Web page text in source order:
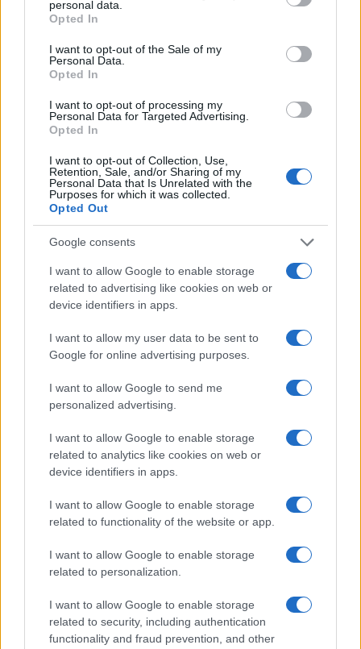
personal data.
Opted In
I want to opt-out of the Sale of my
Personal Data.
Opted In
I want to opt-out of processing my
Personal Data for Targeted Advertising.
Opted In
I want to opt-out of Collection, Use,
Retention, Sale, and/or Sharing of my
Personal Data that Is Unrelated with the
Purposes for which it was collected.
Opted Out
Google consents
I want to allow Google to enable storage
related to advertising like cookies on web or
device identifiers in apps.
I want to allow my user data to be sent to
Google for online advertising purposes.
I want to allow Google to send me
personalized advertising.
I want to allow Google to enable storage
related to analytics like cookies on web or
device identifiers in apps.
I want to allow Google to enable storage
related to functionality of the website or app.
I want to allow Google to enable storage
related to personalization.
I want to allow Google to enable storage
related to security, including authentication
functionality and fraud prevention, and other
Corte dei conti, la riforma a
metà: si poteva fare di più
Chi firma non deve avere paura, chi paga le tasse
nemmeno. La magistratura contabile non deve
solo punire, ma aiutare la buona
amministrazione
Luigi Bisignani
8 Agosto 2026, 19:00